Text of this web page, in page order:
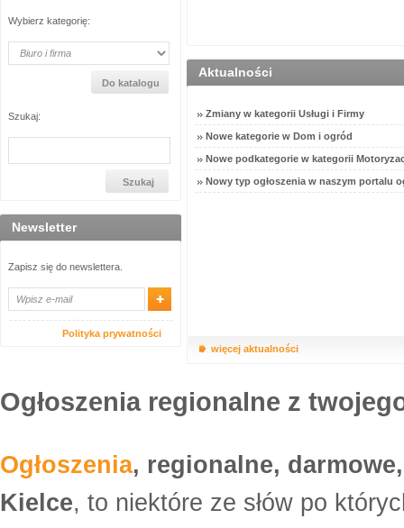
Wybierz kategorię:
Szukaj:
Newsletter
Zapisz się do newslettera.
Polityka prywatności
Aktualności
Zmiany w kategorii Usługi i Firmy
Nowe kategorie w Dom i ogród
Nowe podkategorie w kategorii
Nowy typ ogłoszenia w naszym portalu
więcej aktualności
Ogłoszenia regionalne z
Ogłoszenia, regionalne,
Kielce, to niektóre ze słów po